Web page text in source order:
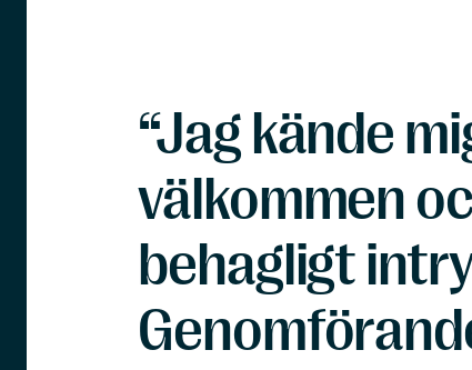
“Jag kände
välkommen
behagligt